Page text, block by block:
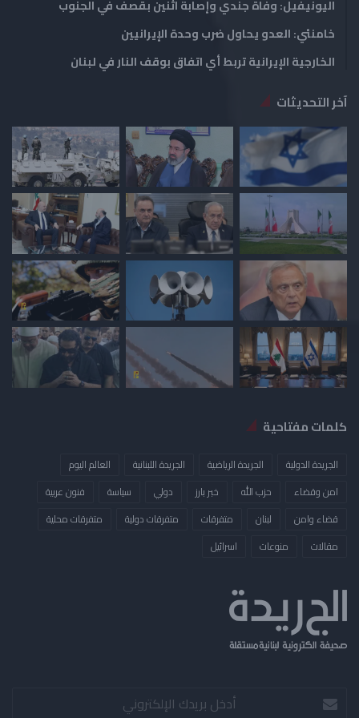
اليونيفيل: وفاة جندي وإصابة اثنين بقصف في الجنوب
خامنئي: العدو يحاول ضرب وحدة الإيرانيين
الخارجية الإيرانية تربط أي اتفاق بوقف النار في لبنان
آخر التحديثات
كلمات مفتاحية
الجريدة الدولية الجريدة الرياضية الجريدة اللبنانية
العالم اليوم
امن وقضاء
حزب الله خبر بارز دولي سياسة
فنون عربية
قضاء وامن
لبنان متفرقات متفرقات دولية
متفرقات محلية
مقالات
منوعات ​اسرائيل
أدخل
بريدك